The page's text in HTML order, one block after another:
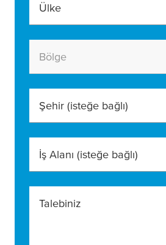
Ülke
Bölge
Şehir (isteğe bağlı)
İş Alanı (isteğe bağlı)
Talebiniz